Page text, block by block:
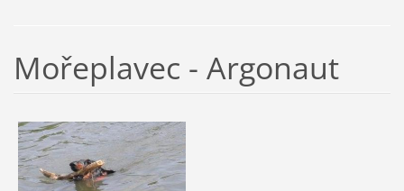
Mořeplavec - Argonaut